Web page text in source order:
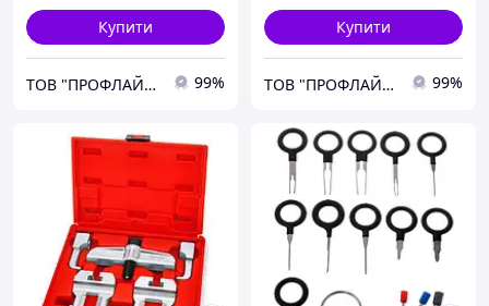
Купити
ТОВ "ПРОФЛАЙН 2000" 99%
Купити
ТОВ "ПРОФЛАЙН 2000" 99%